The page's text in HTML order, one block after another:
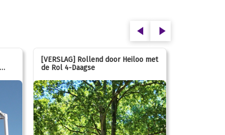
[VERSLAG] Rollend door Heiloo met
de Rol 4-Daagse